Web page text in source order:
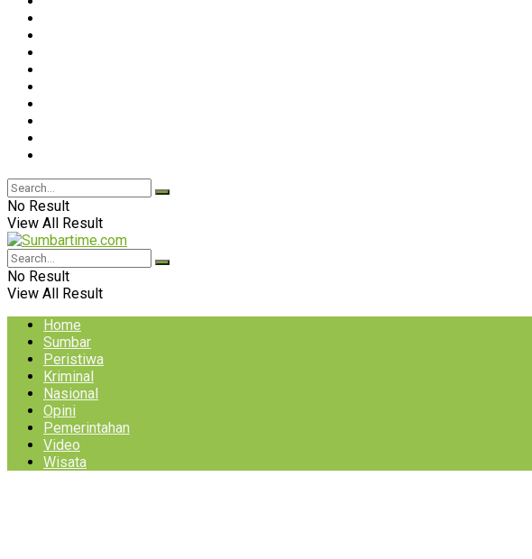
No Result
View All Result
No Result
View All Result
Home
Sumbar
Peristiwa
Kriminal
Nasional
Opini
Pemerintahan
Video
Wisata